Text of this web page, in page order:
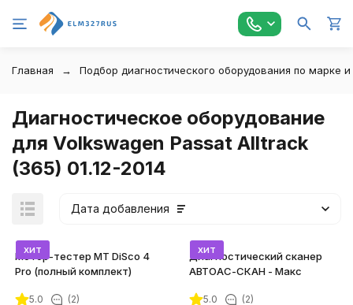
Главная Подбор диагностического оборудования по марке
Диагностическое оборудование
для Volkswagen Passat Alltrack
(365) 01.12-2014
Дата добавления
хит
Мотор-тестер MT DiSco 4
Pro (полный комплект)
5.0 (2)
хит
Диагностический сканер
АВТОАС-СКАН - Макс
5.0 (2)